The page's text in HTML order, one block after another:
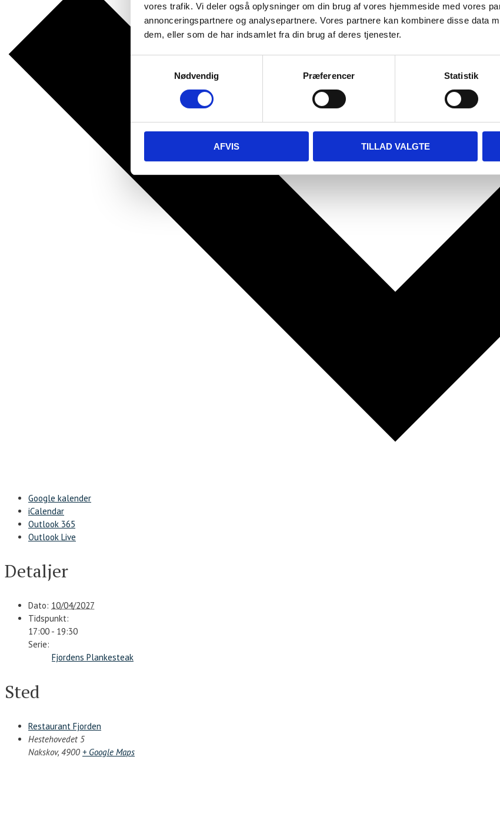
vores trafik. Vi deler også oplysninger om din brug af vores hjemmeside med vores
annonceringspartnere og analysepartnere. Vores partnere kan kombinere disse data
dem, eller som de har indsamlet fra din brug af deres tjenester.
Nødvendig
Præferencer Statistik
AFVIS TILLAD VALGTE
Google kalender
iCalendar
Outlook 365
Outlook Live
Detaljer
Dato: 10/04/2027
Tidspunkt:
17:00 - 19:30
Serie:
Fjordens Plankesteak
Sted
Restaurant Fjorden
Hestehovedet 5
Nakskov, 4900 + Google Maps